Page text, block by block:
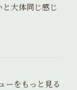
大体同じ感じ
ーをもっと見る